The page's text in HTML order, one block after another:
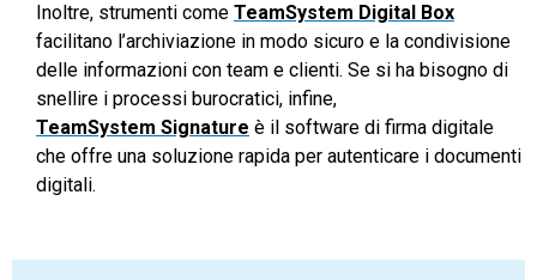
Inoltre, strumenti come TeamSystem Digital Box
facilitano l’archiviazione in modo sicuro e la condivisione
delle informazioni con team e clienti. Se si ha bisogno di
snellire i processi burocratici, infine,
TeamSystem Signature è il software di firma digitale
che offre una soluzione rapida per autenticare i documenti
digitali.